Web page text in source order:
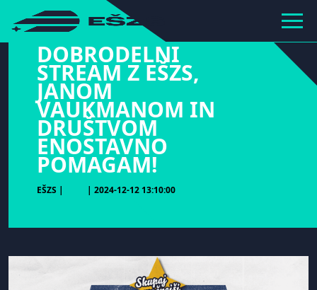
hihiiiiiiiiiii
DOBRODELNI
STREAM Z EŠZS,
JANOM
VAUKMANOM IN
DRUŠTVOM
ENOSTAVNO
POMAGAM!
EŠZS | | 2024-12-12 13:10:00